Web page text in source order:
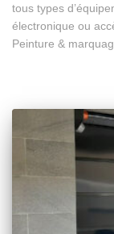
tous types
électronique ou
Peinture &